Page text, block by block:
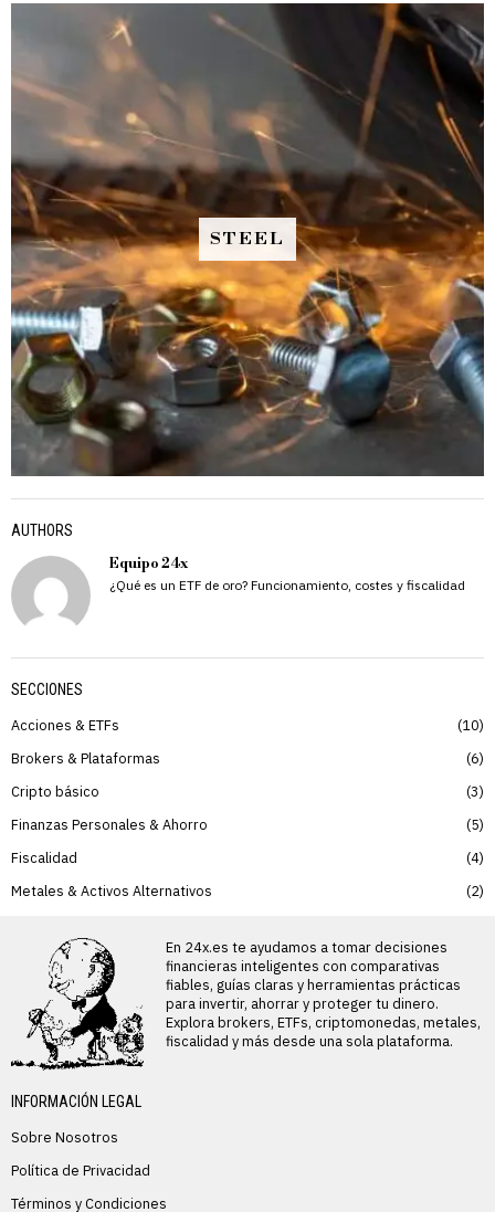
STEEL
AUTHORS
Equipo 24x
¿Qué es un ETF de oro? Funcionamiento, costes y fiscalidad
SECCIONES
Acciones & ETFs
10
Brokers & Plataformas
6
Cripto básico
3
Finanzas Personales & Ahorro
5
Fiscalidad
4
Metales & Activos Alternativos
2
En 24x.es te ayudamos a tomar decisiones
financieras inteligentes con comparativas
fiables, guías claras y herramientas prácticas
para invertir, ahorrar y proteger tu dinero.
Explora brokers, ETFs, criptomonedas, metales,
fiscalidad y más desde una sola plataforma.
INFORMACIÓN LEGAL
Sobre Nosotros
Política de Privacidad
Términos y Condiciones